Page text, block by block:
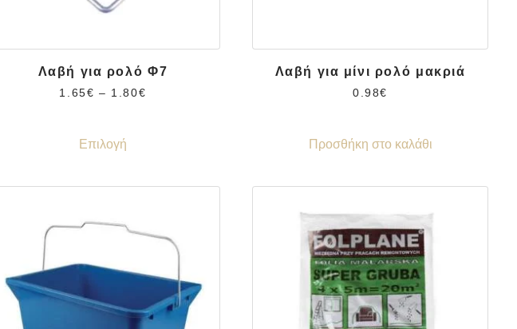
Λαβή για ρολό Φ7
1.65€ – 1.80€
Επιλογή
Λαβή για μίνι ρολό μακριά
0.98€
Προσθήκη στο καλάθι